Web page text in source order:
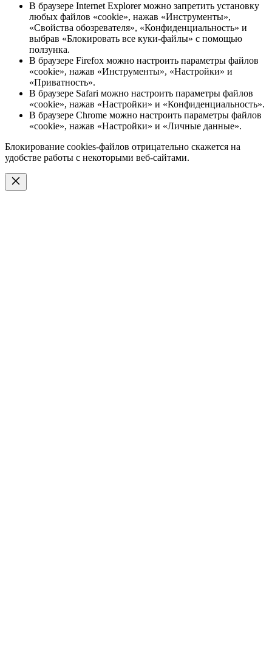
В браузере Internet Explorer можно запретить установку
любых файлов «cookie», нажав «Инструменты»,
«Свойства обозревателя», «Конфиденциальность» и
выбрав «Блокировать все куки-файлы» с помощью
ползунка.
В браузере Firefox можно настроить параметры файлов
«cookie», нажав «Инструменты», «Настройки» и
«Приватность».
В браузере Safari можно настроить параметры файлов
«cookie», нажав «Настройки» и «Конфиденциальность».
В браузере Chrome можно настроить параметры файлов
«cookie», нажав «Настройки» и «Личные данные».
Блокирование cookies-файлов отрицательно скажется на
удобстве работы с некоторыми веб-сайтами.